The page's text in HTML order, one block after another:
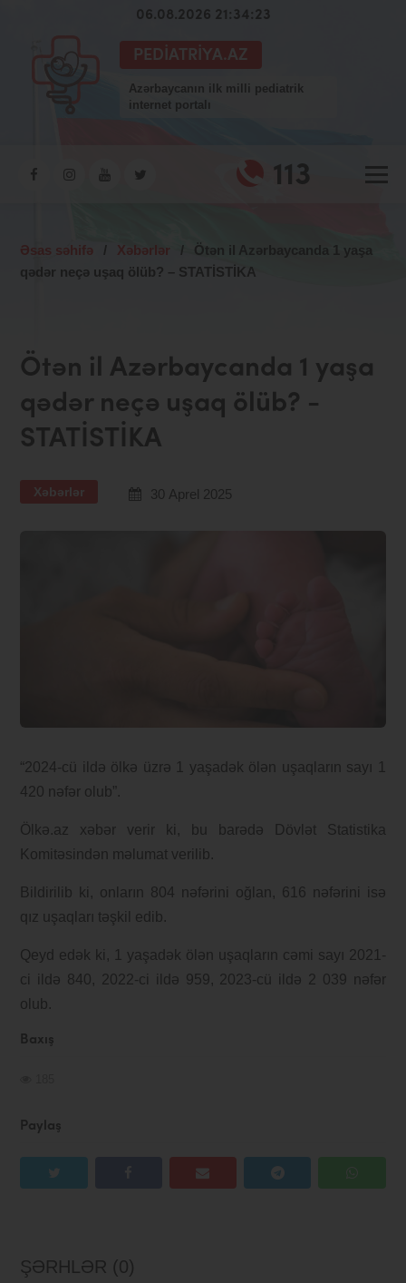
06.08.2026 21:34:24
PEDIATRIYA.AZ
Azərbaycanın ilk milli pediatrik
internet portalı
113
Əsas səhifə / Xəbərlər /
Ötən il Azərbaycanda 1 yaşa
qədər neçə uşaq ölüb? – STATİSTİKA
Ötən il Azərbaycanda 1 yaşa
qədər neçə uşaq ölüb? -
STATİSTİKA
Xəbərlər 30 Aprel 2025
Baxış
Paylaş
“2024-cü ildə ölkə üzrə 1 yaşadək ölən uşaqların sayı 1
420 nəfər olub”.
Ölkə.az xəbər verir ki, bu barədə Dövlət Statistika
Komitəsindən məlumat verilib.
Bildirilib ki, onların 804 nəfərini oğlan, 616 nəfərini isə
qız uşaqları təşkil edib.
Qeyd edək ki, 1 yaşadək ölən uşaqların cəmi sayı 2021-
ci ildə 840, 2022-ci ildə 959, 2023-cü ildə 2 039 nəfər
olub.
ŞƏRHLƏR (0)